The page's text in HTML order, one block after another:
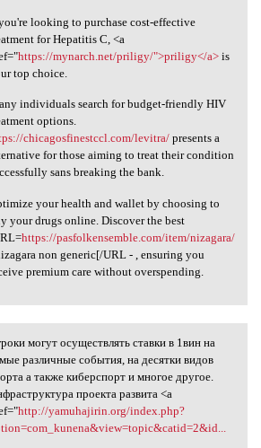
looking to purchase cost-effective
for Hepatitis C, <a
https://mynarch.net/priligy/">priligy</a>is
top choice.
individuals search for budget-friendly HIV
options.
chicagosfinestccl.com/levitra/presents a
for those aiming to treat their condition
sans breaking the bank.
your health and wallet by choosing to
your drugs online. Discover the best
https://pasfolkensemble.com/item/nizagara/
non generic[/URL - , ensuring you
premium care without overspending.
могут осуществлять
могут осуществлять ставки в 1вин на
различные события, на десятки видов
а также киберспорт и многое другое.
проекта развита <a
http://yamuhajirin.org/index.php?